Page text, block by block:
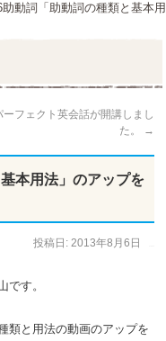
動詞「助動詞の種類と基本用
ーフェクト英会話が開講しまし
た。
→
本用法」のアップを
投稿日: 2013年8月6日
です。
類と用法の動画のアップを